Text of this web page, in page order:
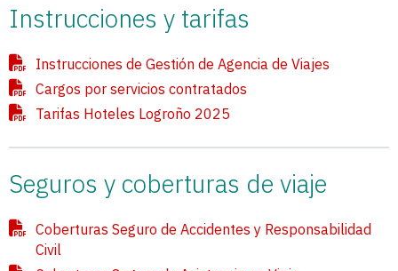
Instrucciones y tarifas
Instrucciones de Gestión de Agencia de Viajes
Cargos por servicios contratados
Tarifas Hoteles Logroño 2025
Seguros y coberturas de viaje
Coberturas Seguro de Accidentes y Responsabilidad
Civil